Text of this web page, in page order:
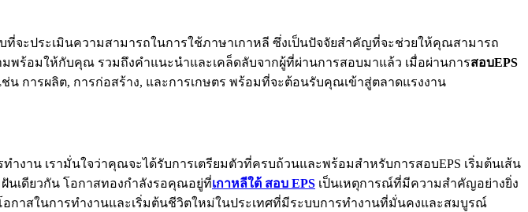
สอบที่จะประเมินความสามารถในการใช้ภาษาเกาหลี ซึ่งเป็นปัจจัยสำคัญที่จะช่วยให้คุณสามารถ
ร้อมให้กับคุณ รวมถึงคำแนะนำและเคล็ดลับจากผู้ที่ผ่านการสอบมาแล้ว เมื่อผ่านการสอบEPS
การผลิต, การก่อสร้าง, และการเกษตร พร้อมที่จะต้อนรับคุณเข้าสู่ตลาดแรงงาน
งาน เรามั่นใจว่าคุณจะได้รับการเตรียมตัวที่ครบถ้วนและพร้อมสำหรับการสอบEPS เริ่มต้นเส้น
นเดียวกัน โอกาสทองกำลังรอคุณอยู่ที่เกาหลีใต้ สอบ EPS เป็นเหตุการณ์ที่มีความสำคัญอย่างยิ่ง
กาสในการทำงานและเริ่มต้นชีวิตใหม่ในประเทศที่มีระบบการทำงานที่มั่นคงและสมบูรณ์